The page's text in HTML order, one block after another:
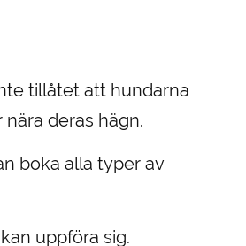
tillåtet att hundarna
deras hägn.
boka alla typer av
uppföra sig.